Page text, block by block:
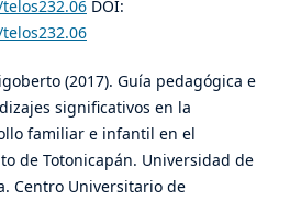
DOI:
(2017). Guía pedagógica e
significativos en la
familiar e infantil en el
de Totonicapán. Universidad de
Centro Universitario de